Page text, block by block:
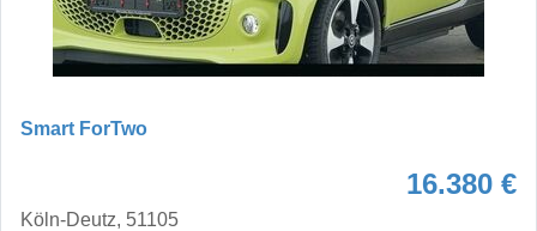
Smart ForTwo
16.380 €
Köln-Deutz, 51105